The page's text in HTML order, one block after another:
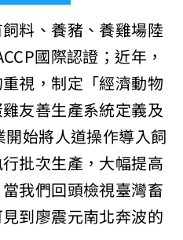
料、養豬、養雞場陸
國際認證；近年，
視，制定「經濟動物
友善生產系統定義及
始將人道操作導入飼
批次生產，大幅提高
我們回頭檢視臺灣畜
到廖震元南北奔波的